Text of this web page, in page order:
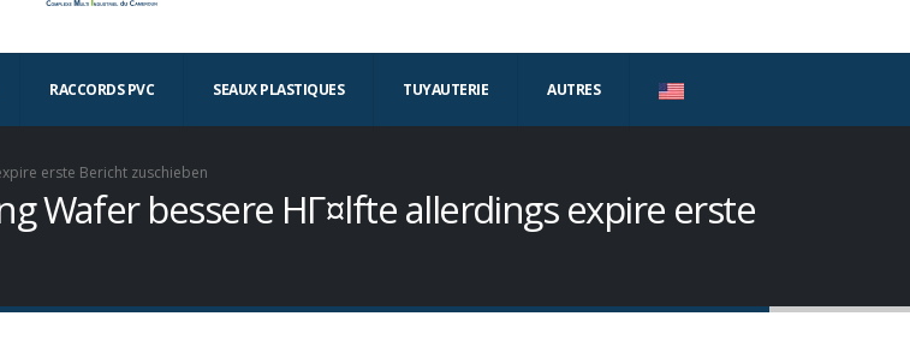
RACCORDS PVC SEAUX PLASTIQUES TUYAUTERIE AUTRES
erste Bericht zuschieben
Wafer bessere HГ¤lfte allerdings expire erste